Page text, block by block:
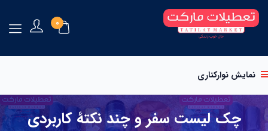
0
نمایش نوارکناری
چک لیست سفر و چند نکتۀ کاربردی